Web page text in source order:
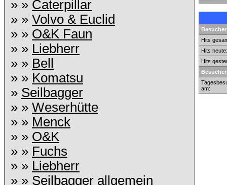
» » Caterpillar
» » Volvo & Euclid
» » O&K Faun
» » Liebherr
» » Bell
» » Komatsu
» Seilbagger
» » Weserhütte
» » Menck
» » O&K
» » Fuchs
» » Liebherr
» » Seilbagger allgemein
Hits
Hits heute:
Hits
am: